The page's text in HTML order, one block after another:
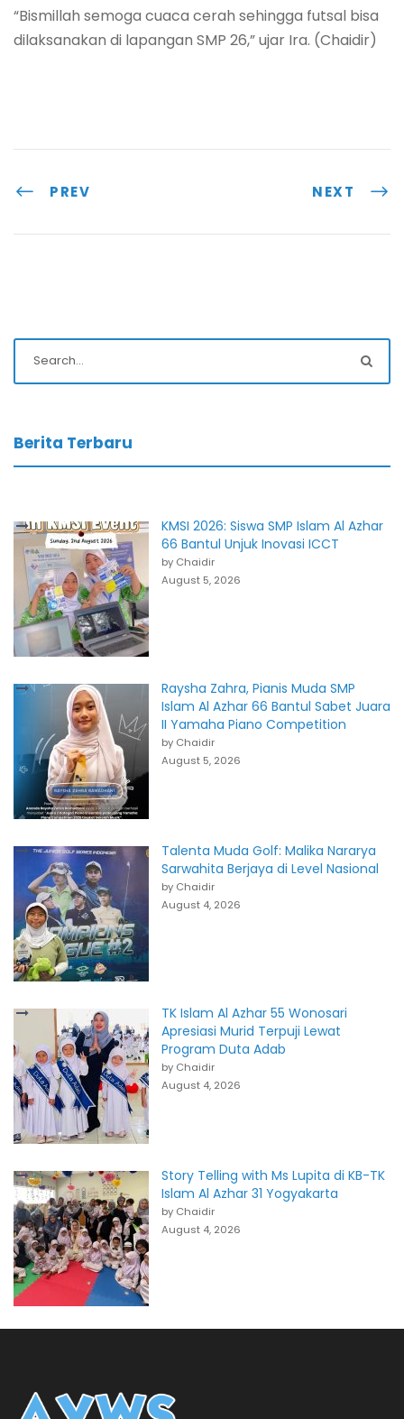
“Bismillah semoga cuaca cerah sehingga futsal bisa
dilaksanakan di lapangan SMP 26,” ujar Ira. (Chaidir)
PREV NEXT
Berita Terbaru
KMSI 2026: Siswa SMP Islam Al Azhar
66 Bantul Unjuk Inovasi ICCT
by Chaidir
August 5, 2026
Raysha Zahra, Pianis Muda SMP
Islam Al Azhar 66 Bantul Sabet Juara
II Yamaha Piano Competition
by Chaidir
August 5, 2026
Talenta Muda Golf: Malika Nararya
Sarwahita Berjaya di Level Nasional
by Chaidir
August 4, 2026
TK Islam Al Azhar 55 Wonosari
Apresiasi Murid Terpuji Lewat
Program Duta Adab
by Chaidir
August 4, 2026
Story Telling with Ms Lupita di KB-TK
Islam Al Azhar 31 Yogyakarta
by Chaidir
August 4, 2026